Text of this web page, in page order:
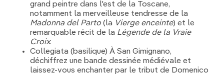
grand peintre dans l'est de la Toscane,
notamment la merveilleuse tendresse de la
Madonna del Parto (la Vierge enceinte) et le
remarquable récit de la Légende de la Vraie
Croix.
Collegiata (basilique) À San Gimignano,
déchiffrez une bande dessinée médiévale et
laissez-vous enchanter par le tribut de Domenico